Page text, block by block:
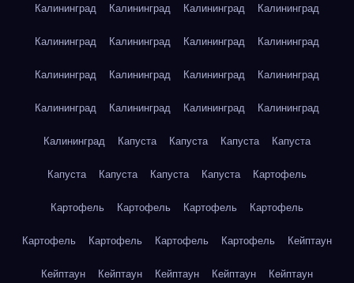
Калининград Калининград Калининград Калининград
Калининград Калининград Калининград Калининград
Калининград Калининград Калининград Калининград
Калининград Калининград Калининград Калининград
Калининград Капуста Капуста Капуста Капуста
Капуста Капуста Капуста Капуста Картофель
Картофель Картофель Картофель Картофель
Картофель Картофель Картофель Картофель Кейптаун
Кейптаун Кейптаун Кейптаун Кейптаун Кейптаун